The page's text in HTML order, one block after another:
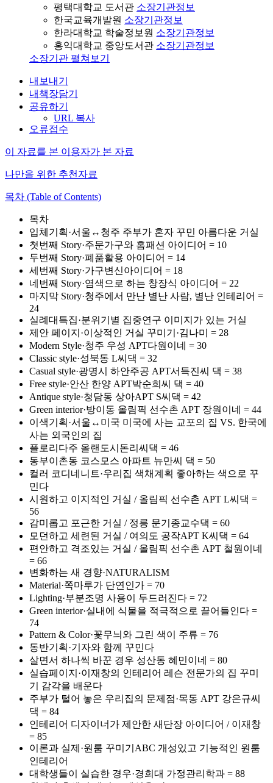
평택대학교 도서관 소장기관정보
한국교육개발원 소장기관정보
한라대학교 학술정보원 소장기관정보
홍익대학교 중앙도서관 소장기관정보
소장기관 펼쳐보기
내보내기
내책장담기
공유하기
URL 복사
오류접수
이 자료를 본 이용자가 본 자료
나만을 위한 추천자료
목차 (Table of Contents)
목차
입체기획·서울↔청주 주부가 혼자 꾸민 아름다운 거실
첫번째 Story·주문가구와 홈패션 아이디어 = 10
두번째 Story·폐품활용 아이디어 = 14
세번째 Story·가구변신아이디어 = 18
네번째 Story·염색으로 하는 창장식 아이디어 = 22
마지막 Story·청주에서 만난 별난 사람, 별난 인테리어 =
24
실례대특집·분위기별 집중연구 이미지가 있는 거실
제안 페이지·이상적인 거실 꾸미기·김나미 = 28
Modern Style·청주 우성 APT다원이네 = 30
Classic style·성북동 L씨댁 = 32
Casual style·광명시 하안주공 APT서득진씨 댁 = 38
Free style·안산 한양 APT박순희씨 댁 = 40
Antique style·청담동 상아APT S씨댁 = 42
Green interior·방이동 올림픽 선수촌 APT 장원이네 = 44
이색기획·서울↔미국 미국에 사는 교포의 집 VS. 한국에
사는 외국인의 집
플로리다주 올랜도시돈리씨댁 = 46
동부이촌동 코스모스 아파트 뉴만씨 댁 = 50
컬러 코디네니트·우리집 색채계획 좋아하는 색으로 꾸
민다
시원하고 이지적인 거실 / 올림픽 선수촌 APT L씨댁 =
56
감미롭고 포근한 거실 / 정릉 문기종교수댁 = 60
모던하고 세련된 거실 / 여의도 공작APT K씨댁 = 64
편안하고 격조있는 거실 / 올림픽 선수촌 APT 철원이네
= 66
변화하는 새 경향·NATURALISM
Material·쪽마루가 단연인가 = 70
Lighting·부분조명 사용이 두드러진다 = 72
Green interior·실내에 식물을 적극적으로 끌어들인다 =
74
Pattern & Color·꽃무늬와 그린 색이 주류 = 76
동반기획·기자와 함께 꾸민다
살면서 하나씩 바꾼 경우 성산동 혜민이네 = 80
실습페이지·이재창의 인테리어 레슨 전문가의 집 꾸미
기 감각을 배운다
주부가 털어 놓은 우리집의 문제점·목동 APT 강은규씨
댁 = 84
인테리어 디자이너가 제안한 새단장 아이디어 / 이재창
= 85
이론과 실제·원룸 꾸미기ABC 개성있고 기능적인 원룸
인테리어
대학생들이 실습한 경우·경희대 가정관리학과 = 88